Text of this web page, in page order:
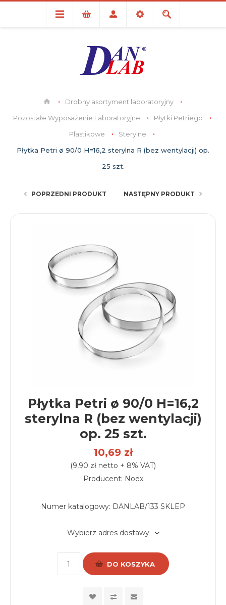
Drobny asortyment laboratoryjny
Pozostałe Wyposażenie Laboratoryjne
Płytki Petriego
Plastikowe
Sterylne
Płytka Petri ø 90/0 H=16,2 sterylna R (bez wentylacji) op.
25 szt.
POPRZEDNI PRODUKT NASTĘPNY PRODUKT
Płytka Petri ø 90/0 H=16,2
sterylna R (bez wentylacji)
op. 25 szt.
10,69 zł
(9,90 zł netto + 8% VAT)
Producent: Noex
Numer katalogowy: DANLAB/133 SKLEP
Wybierz adres dostawy
DO KOSZYKA